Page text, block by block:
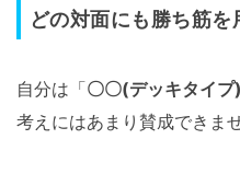
どの対面にも勝ち筋を
自分は「〇〇(デッキタイプ
考えにはあまり賛成できませ